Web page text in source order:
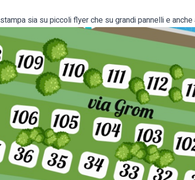
sia su piccoli flyer che su grandi pannelli e